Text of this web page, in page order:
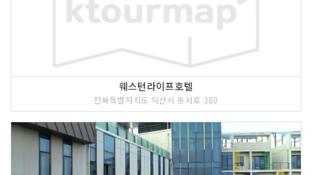
웨스턴라이프호텔
전북특별자치도 익산시 동서로 380